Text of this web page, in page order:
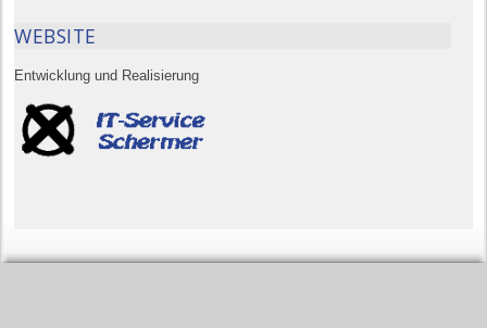
WEBSITE
Entwicklung und Realisierung